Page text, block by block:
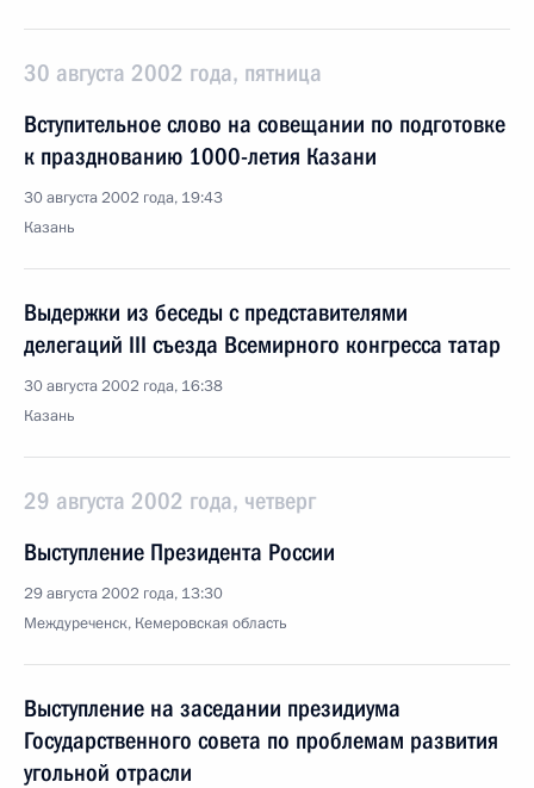
30 августа 2002 года, пятница
Вступительное слово на совещании по подготовке
к празднованию 1000-летия Казани
30 августа 2002 года, 19:43
Казань
Выдержки из беседы с представителями
делегаций III съезда Всемирного конгресса татар
30 августа 2002 года, 16:38
Казань
29 августа 2002 года, четверг
Выступление Президента России
29 августа 2002 года, 13:30
Междуреченск, Кемеровская область
Выступление на заседании президиума
Государственного совета по проблемам развития
угольной отрасли